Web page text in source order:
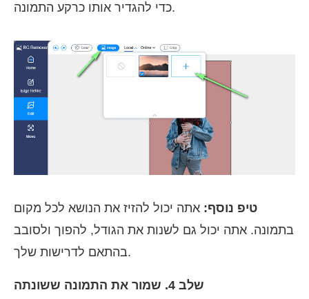
כדי להגדיר אותו כרקע התמונה.
טיפ נוסף: אתה יכול להזיז את הנושא לכל מקום
בתמונה. אתה יכול גם לשנות את הגודל, להפוך ולסובב
בהתאם לדרישות שלך.
שלב 4. שמור את התמונה ששונתה